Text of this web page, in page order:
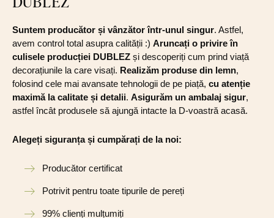
Suntem producător și vânzător într-unul singur. Astfel,
avem control total asupra calității :) Aruncați o privire în
culisele producției DUBLEZ și descoperiți cum prind viață
decorațiunile la care visați. Realizăm produse din lemn,
folosind cele mai avansate tehnologii de pe piață, cu atenție
maximă la calitate și detalii. Asigurăm un ambalaj sigur,
astfel încât produsele să ajungă intacte la D-voastră acasă.
Alegeți siguranța și cumpărați de la noi:
Producător certificat
Potrivit pentru toate tipurile de pereți
99% clienți mulțumiți